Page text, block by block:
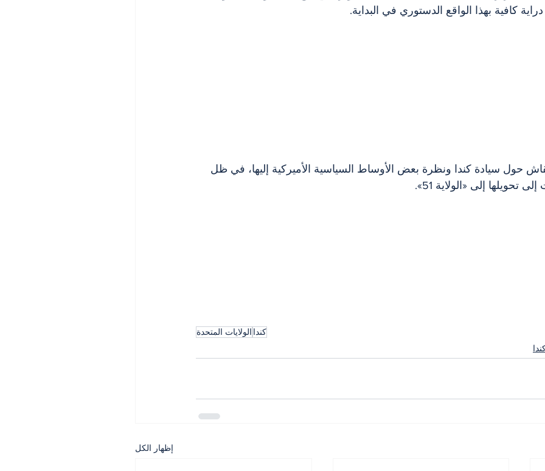
كافية بهذا الواقع الدستوري في البداية.
حول سيادة كندا ونظرة بعض الأوساط السياسية الأميركية إليها، في ظل
إلى «الولاية 51».
كندا الولايات المتحدة
إظهار الكل